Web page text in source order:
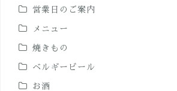
営業日のご案内
メニュー
焼きもの
ベルギービール
お酒